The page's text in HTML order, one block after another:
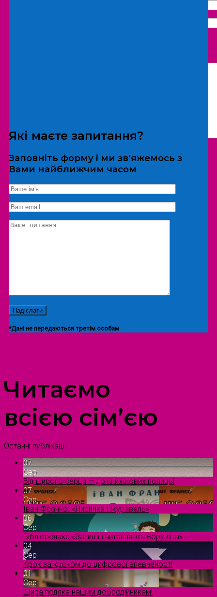
*Дані не передаються третім особам
Екскурсія/локація
Які маєте запитання?
Заповніть форму і ми зв'яжемось з
Вами найближчим часом
*Дані не передаються третім особам
Читаємо
всією сім’єю
Останні публікації
07
Сер
Від щирого серця — до книжкових полиць!
07
Сер
Іван Франко. «Лисичка і журавель»
06
Сер
Бібліорелакс «Затишні читання кольору літа»
04
Сер
Крок за кроком до цифрової впевненості
01
Сер
Щира подяка нашим добродійникам!